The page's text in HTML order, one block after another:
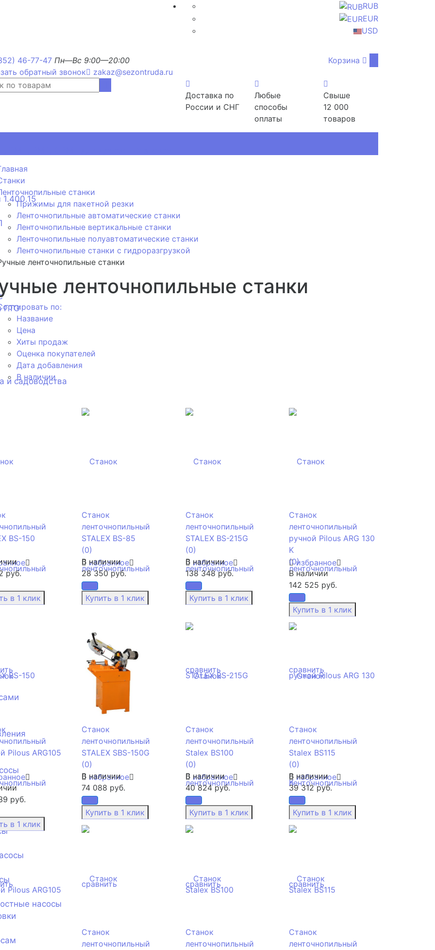
RUB
EUR
USD
46-77-47 Пн—Вс 9:00—20:00
обратный звонок
zakaz@sezontruda.ru
Корзина
Доставка по
России и СНГ
Любые
способы
оплаты
Свыше
12 000
товаров
ГТО
и садоводства
насосы
станки
Прижимы для пакетной резки
Ленточнопильные автоматические станки
Ленточнопильные вертикальные станки
Ленточнопильные полуавтоматические станки
Ленточнопильные станки с гидроразгрузкой
ленточнопильные станки
ленточнопильные станки
по:
Название
Цена
Хиты продаж
Оценка покупателей
Дата добавления
В наличии
BS-150
руб.
избранное
сравнить
Станок
ленточнопильный
STALEX BS-85
(0)
В наличии
28 350 руб.
избранное
сравнить
Станок
ленточнопильный
STALEX BS-215G
(0)
В наличии
138 348 руб.
избранное
сравнить
Станок
ленточнопильный
ручной Pilous ARG 130
K
(0)
В наличии
142 525 руб.
Pilous ARG105
руб.
избранное
сравнить
Станок
ленточнопильный
STALEX SBS-150G
(0)
В наличии
74 088 руб.
избранное
сравнить
Станок
ленточнопильный
Stalex BS100
(0)
В наличии
40 824 руб.
избранное
сравнить
Станок
ленточнопильный
Stalex BS115
(0)
В наличии
39 312 руб.
Станок
ленточнопильный
Станок
ленточнопильный
Станок
ленточнопильный